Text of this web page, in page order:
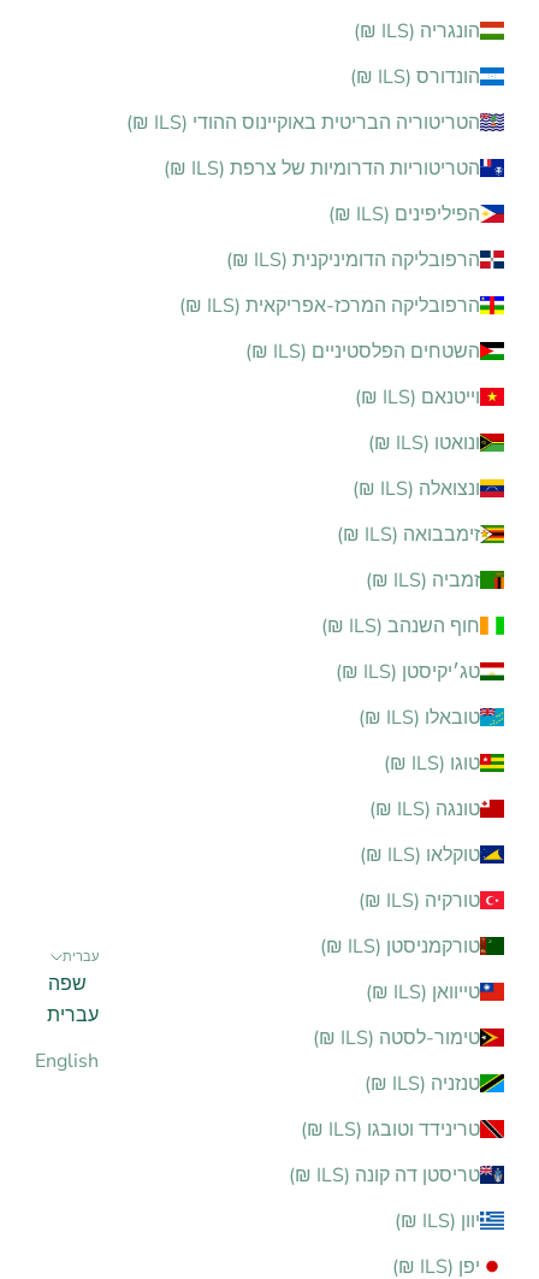
הונגריה (ILS ₪)
הונדורס (ILS ₪)
הטריטוריה הבריטית באוקיינוס ההודי (ILS ₪)
הטריטוריות הדרומיות של צרפת (ILS ₪)
הפיליפינים (ILS ₪)
הרפובליקה הדומיניקנית (ILS ₪)
הרפובליקה המרכז-אפריקאית (ILS ₪)
השטחים הפלסטיניים (ILS ₪)
וייטנאם (ILS ₪)
ונואטו (ILS ₪)
ונצואלה (ILS ₪)
זימבבואה (ILS ₪)
זמביה (ILS ₪)
חוף השנהב (ILS ₪)
טג׳יקיסטן (ILS ₪)
טובאלו (ILS ₪)
טוגו (ILS ₪)
טונגה (ILS ₪)
טוקלאו (ILS ₪)
טורקיה (ILS ₪)
טורקמניסטן (ILS ₪)
טייוואן (ILS ₪)
טימור-לסטה (ILS ₪)
טנזניה (ILS ₪)
טרינידד וטובגו (ILS ₪)
טריסטן דה קונה (ILS ₪)
יוון (ILS ₪)
יפן (ILS ₪)
עברית
שפה
עברית
English